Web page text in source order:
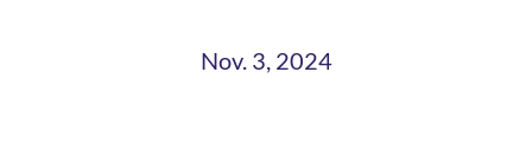
Nov. 3, 2024